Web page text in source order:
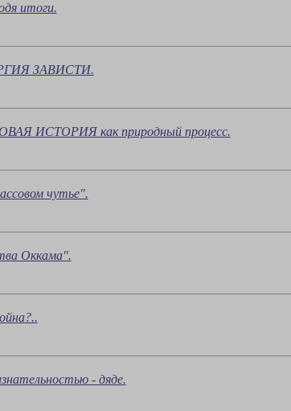
итоги.
ЗАВИСТИ.
ИСТОРИЯ как природный процесс.
чутье".
Оккама".
- дяде.